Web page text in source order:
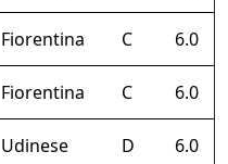
Fiorentina C 6.0
Fiorentina C 6.0
Udinese D 6.0